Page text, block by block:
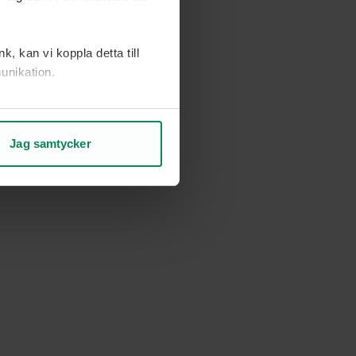
kan vi koppla detta till
vad som kan förbättras.
sida.
Jag samtycker